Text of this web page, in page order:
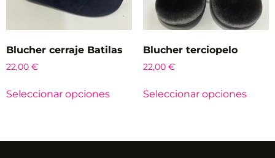
Blucher cerraje Batilas
22,00 €
Seleccionar opciones
Blucher terciopelo
22,00 €
Seleccionar opciones